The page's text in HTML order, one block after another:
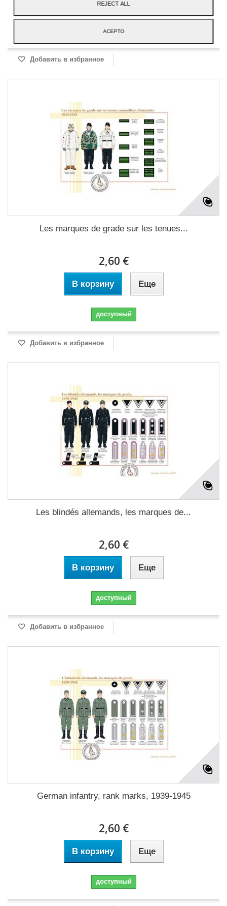
доступный
Добавить в избранное
Les marques de grade sur les tenues...
2,60 €
В корзину Еще
доступный
Добавить в избранное
Les blindés allemands, les marques de...
2,60 €
В корзину Еще
доступный
Добавить в избранное
German infantry, rank marks, 1939-1945
2,60 €
В корзину Еще
доступный
REJECT ALL
ACEPTO